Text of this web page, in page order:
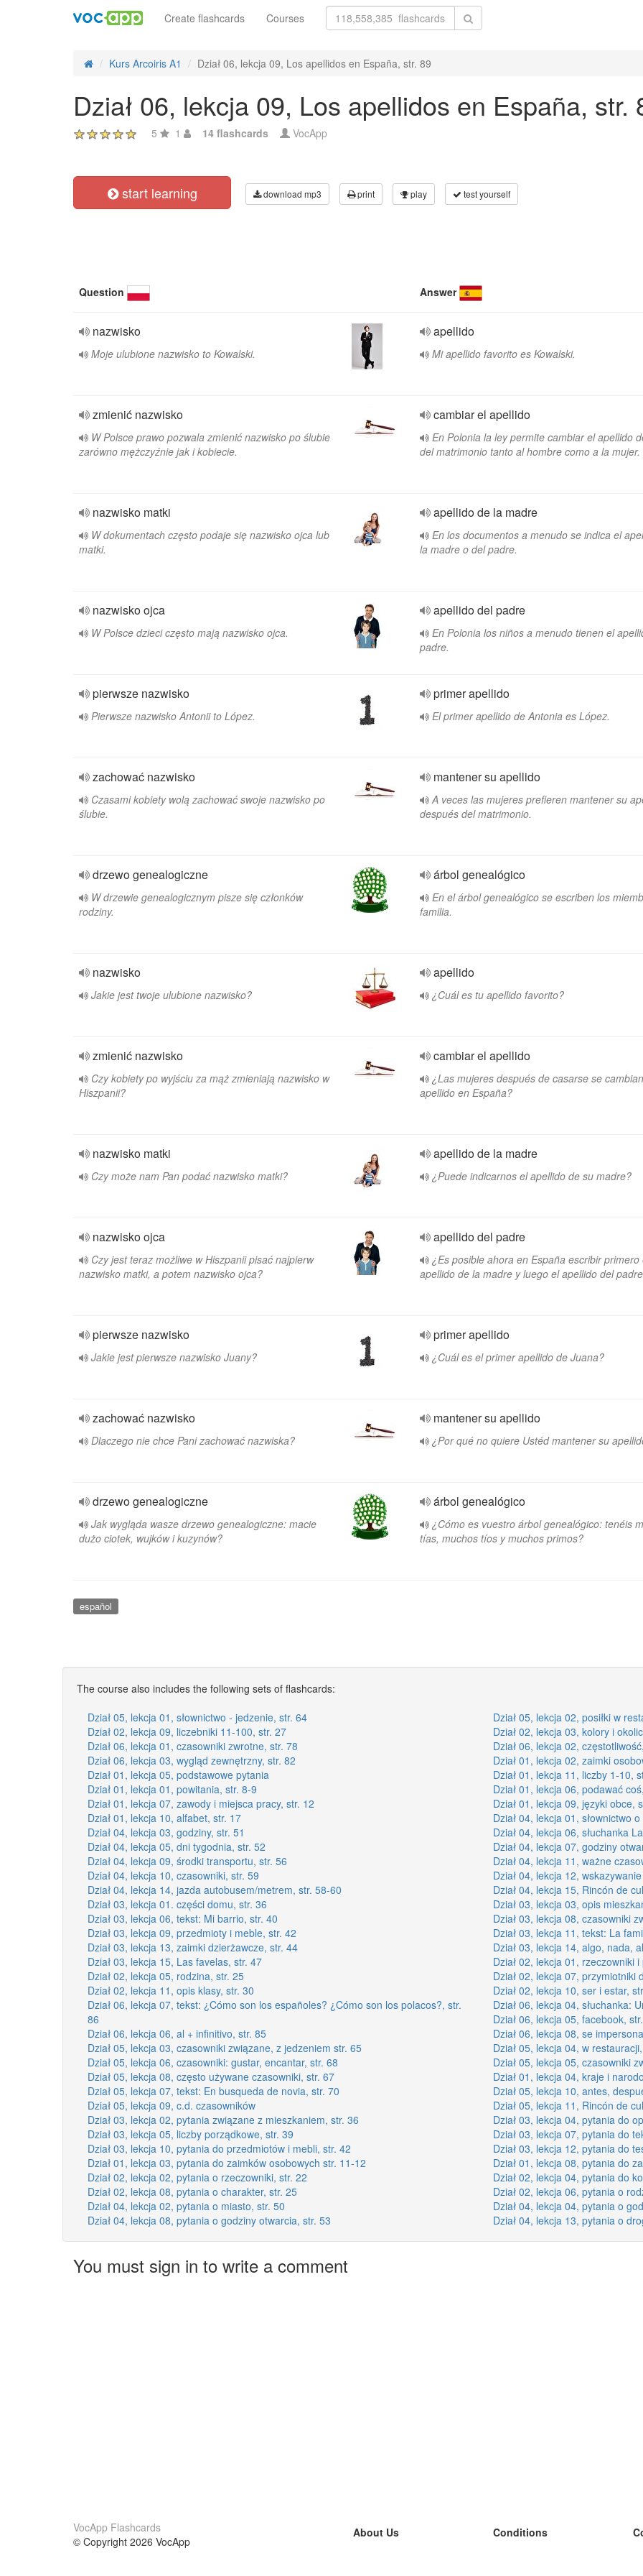
Create flashcards Courses
Kurs Arcoiris A1 Dział 06, lekcja 09, Los apellidos en España, str. 89
Dział 06, lekcja 09, Los apellidos en España, str.
5 1 14 flashcards VocApp
start learning download mp3 print play test yourself
Question Answer
nazwisko
Moje ulubione nazwisko to Kowalski.
apellido
Mi apellido favorito es Kowalski.
zmienić nazwisko
W Polsce prawo pozwala zmienić nazwisko po ślubie
zarówno mężczyźnie jak i kobiecie.
cambiar el apellido
En Polonia la ley permite cambiar el apellido
del matrimonio tanto al hombre como a la mujer.
nazwisko matki
W dokumentach często podaje się nazwisko ojca lub
matki.
apellido de la madre
En los documentos a menudo se indica el
la madre o del padre.
nazwisko ojca
W Polsce dzieci często mają nazwisko ojca.
apellido del padre
En Polonia los niños a menudo tienen el
padre.
pierwsze nazwisko
Pierwsze nazwisko Antonii to López.
primer apellido
El primer apellido de Antonia es López.
zachować nazwisko
Czasami kobiety wolą zachować swoje nazwisko po
ślubie.
mantener su apellido
A veces las mujeres prefieren mantener su
después del matrimonio.
drzewo genealogiczne
W drzewie genealogicznym pisze się członków
rodziny.
árbol genealógico
En el árbol genealógico se escriben los
familia.
nazwisko
Jakie jest twoje ulubione nazwisko?
apellido
¿Cuál es tu apellido favorito?
zmienić nazwisko
Czy kobiety po wyjściu za mąż zmieniają nazwisko w
Hiszpanii?
cambiar el apellido
¿Las mujeres después de casarse se
apellido en España?
nazwisko matki
Czy może nam Pan podać nazwisko matki?
apellido de la madre
¿Puede indicarnos el apellido de su madre?
nazwisko ojca
Czy jest teraz możliwe w Hiszpanii pisać najpierw
nazwisko matki, a potem nazwisko ojca?
apellido del padre
¿Es posible ahora en España escribir primero
apellido de la madre y luego el apellido del
pierwsze nazwisko
Jakie jest pierwsze nazwisko Juany?
primer apellido
¿Cuál es el primer apellido de Juana?
zachować nazwisko
Dlaczego nie chce Pani zachować nazwiska?
mantener su apellido
¿Por qué no quiere Ustéd mantener su
drzewo genealogiczne
Jak wygląda wasze drzewo genealogiczne: macie
dużo ciotek, wujków i kuzynów?
árbol genealógico
¿Cómo es vuestro árbol genealógico: tenéis
tías, muchos tíos y muchos primos?
español
The course also includes the following sets of flashcards:
Dział 05, lekcja 01, słownictwo - jedzenie, str. 64
Dział 05, lekcja 02, posiłki w
Dział 02, lekcja 09, liczebniki 11-100, str. 27
Dział 02, lekcja 03, kolory i
Dział 06, lekcja 01, czasowniki zwrotne, str. 78
Dział 06, lekcja 02,
Dział 06, lekcja 03, wygląd zewnętrzny, str. 82
Dział 01, lekcja 02, zaimki
Dział 01, lekcja 05, podstawowe pytania
Dział 01, lekcja 11, liczby 1-10,
Dział 01, lekcja 01, powitania, str. 8-9
Dział 01, lekcja 06, podawać
Dział 01, lekcja 07, zawody i miejsca pracy, str. 12
Dział 01, lekcja 09, języki obce,
Dział 01, lekcja 10, alfabet, str. 17
Dział 04, lekcja 01, słownictwo
Dział 04, lekcja 03, godziny, str. 51
Dział 04, lekcja 06, słuchanka
Dział 04, lekcja 05, dni tygodnia, str. 52
Dział 04, lekcja 07, godziny
Dział 04, lekcja 09, środki transportu, str. 56
Dział 04, lekcja 11, ważne
Dział 04, lekcja 10, czasowniki, str. 59
Dział 04, lekcja 12,
Dział 04, lekcja 14, jazda autobusem/metrem, str. 58-60
Dział 04, lekcja 15, Rincón de
Dział 03, lekcja 01. części domu, str. 36
Dział 03, lekcja 03, opis
Dział 03, lekcja 06, tekst: Mi barrio, str. 40
Dział 03, lekcja 08, czasowniki
Dział 03, lekcja 09, przedmioty i meble, str. 42
Dział 03, lekcja 11, tekst: La
Dział 03, lekcja 13, zaimki dzierżawcze, str. 44
Dział 03, lekcja 14, algo, nada,
Dział 03, lekcja 15, Las favelas, str. 47
Dział 02, lekcja 01, rzeczowniki
Dział 02, lekcja 05, rodzina, str. 25
Dział 02, lekcja 07,
Dział 02, lekcja 11, opis klasy, str. 30
Dział 02, lekcja 10, ser i estar,
Dział 06, lekcja 07, tekst: ¿Cómo son los españoles? ¿Cómo son los polacos?, str.
86
Dział 06, lekcja 04, słuchanka:
Dział 06, lekcja 05, facebook,
Dział 06, lekcja 06, al + infinitivo, str. 85
Dział 06, lekcja 08, se
Dział 05, lekcja 03, czasowniki związane, z jedzeniem str. 65
Dział 05, lekcja 04, w
Dział 05, lekcja 06, czasowniki: gustar, encantar, str. 68
Dział 05, lekcja 05, czasowniki
Dział 05, lekcja 08, często używane czasowniki, str. 67
Dział 01, lekcja 04, kraje i
Dział 05, lekcja 07, tekst: En busqueda de novia, str. 70
Dział 05, lekcja 10, antes,
Dział 05, lekcja 09, c.d. czasowników
Dział 05, lekcja 11, Rincón de
Dział 03, lekcja 02, pytania związane z mieszkaniem, str. 36
Dział 03, lekcja 04, pytania do
Dział 03, lekcja 05, liczby porządkowe, str. 39
Dział 03, lekcja 07, pytania do
Dział 03, lekcja 10, pytania do przedmiotów i mebli, str. 42
Dział 03, lekcja 12, pytania do
Dział 01, lekcja 03, pytania do zaimków osobowych str. 11-12
Dział 01, lekcja 08, pytania do
Dział 02, lekcja 02, pytania o rzeczowniki, str. 22
Dział 02, lekcja 04, pytania do
Dział 02, lekcja 08, pytania o charakter, str. 25
Dział 02, lekcja 06, pytania o
Dział 04, lekcja 02, pytania o miasto, str. 50
Dział 04, lekcja 04, pytania o
Dział 04, lekcja 08, pytania o godziny otwarcia, str. 53
Dział 04, lekcja 13, pytania o
You must sign in to write a comment
VocApp Flashcards
© Copyright 2026 VocApp
About Us
Conditions